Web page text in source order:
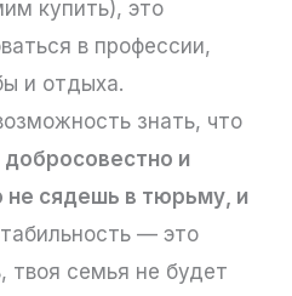
купить), это
в профессии,
и отдыха.
знать, что
и
не сядешь в тюрьму, и
— это
твоя семья не будет